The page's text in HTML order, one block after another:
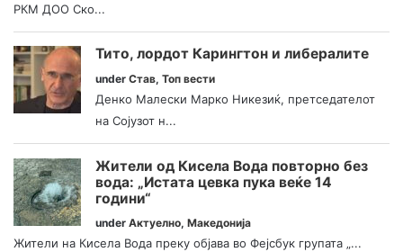
РКМ ДОО Ско...
Тито, лордот Карингтон и либералите
under Став, Топ вести
Денко Малески Марко Никезиќ, претседателот
на Сојузот н...
Жители од Кисела Вода повторно без
вода: „Истата цевка пука веќе 14
години“
under Актуелно, Македонија
Жители на Кисела Вода преку објава во Фејсбук групата „...